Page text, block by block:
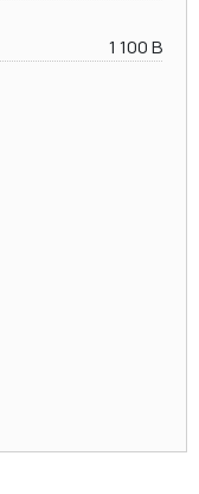
1 100 В